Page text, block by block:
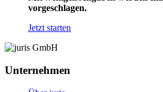
vorgeschlagen.
Jetzt starten
Unternehmen